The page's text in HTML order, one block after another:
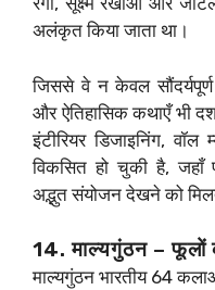
अलंकृत किया जाता था।
जिससे वे न केवल
और ऐतिहासिक कथाएँ भी
इंटीरियर डिजाइनिंग,
विकसित हो चुकी है, जहाँ
अद्भुत संयोजन देखने को
14. माल्यगुंठन – फूलों
माल्यगुंठन भारतीय 64